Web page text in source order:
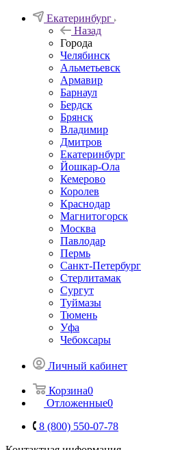
Екатеринбург
Назад
Города
Челябинск
Альметьевск
Армавир
Барнаул
Бердск
Брянск
Владимир
Дмитров
Екатеринбург
Йошкар-Ола
Кемерово
Королев
Краснодар
Магнитогорск
Москва
Павлодар
Пермь
Санкт-Петербург
Стерлитамак
Сургут
Туймазы
Тюмень
Уфа
Чебоксары
Личный кабинет
Корзина0
Отложенные0
8 (800) 550-07-78